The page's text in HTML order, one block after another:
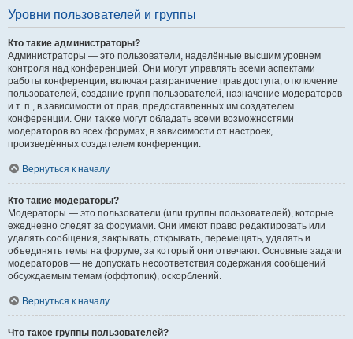
Уровни пользователей и группы
Кто такие администраторы?
Администраторы — это пользователи, наделённые высшим уровнем
контроля над конференцией. Они могут управлять всеми аспектами
работы конференции, включая разграничение прав доступа, отключение
пользователей, создание групп пользователей, назначение модераторов
и т. п., в зависимости от прав, предоставленных им создателем
конференции. Они также могут обладать всеми возможностями
модераторов во всех форумах, в зависимости от настроек,
произведённых создателем конференции.
Вернуться к началу
Кто такие модераторы?
Модераторы — это пользователи (или группы пользователей), которые
ежедневно следят за форумами. Они имеют право редактировать или
удалять сообщения, закрывать, открывать, перемещать, удалять и
объединять темы на форуме, за который они отвечают. Основные задачи
модераторов — не допускать несоответствия содержания сообщений
обсуждаемым темам (оффтопик), оскорблений.
Вернуться к началу
Что такое группы пользователей?